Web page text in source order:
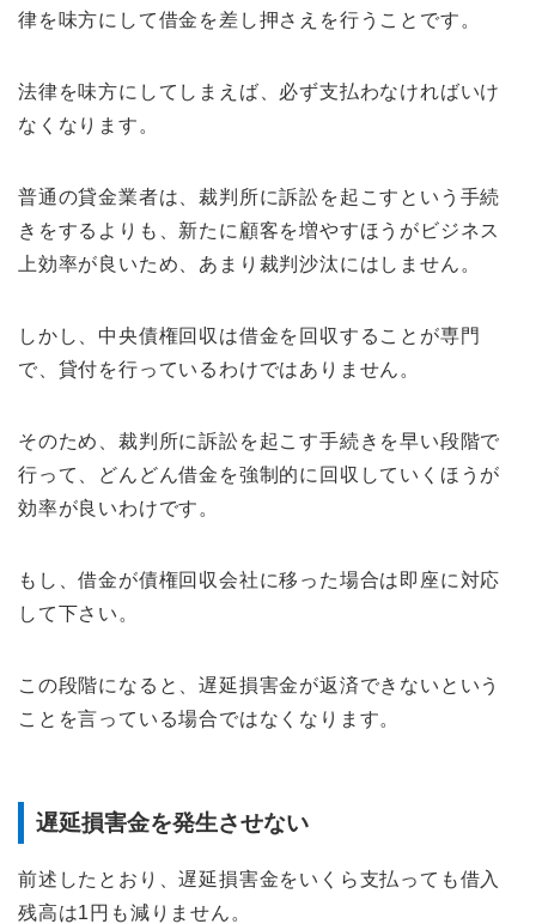
律を味方にして借金を差し押さえを行うことです。
法律を味方にしてしまえば、必ず支払わなければいけ
なくなります。
普通の貸金業者は、裁判所に訴訟を起こすという手続
きをするよりも、新たに顧客を増やすほうがビジネス
上効率が良いため、あまり裁判沙汰にはしません。
しかし、中央債権回収は借金を回収することが専門
で、貸付を行っているわけではありません。
そのため、裁判所に訴訟を起こす手続きを早い段階で
行って、どんどん借金を強制的に回収していくほうが
効率が良いわけです。
もし、借金が債権回収会社に移った場合は即座に対応
して下さい。
この段階になると、遅延損害金が返済できないという
ことを言っている場合ではなくなります。
遅延損害金を発生させない
前述したとおり、遅延損害金をいくら支払っても借入
残高は1円も減りません。